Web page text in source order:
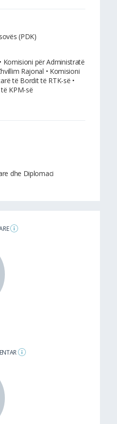
(PDK)
Komisioni për Administratë
Rajonal • Komisioni
të Bordit të RTK-së •
KPM-së
dhe Diplomaci